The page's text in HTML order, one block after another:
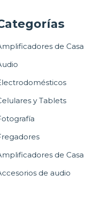
de Casa
y Tablets
de Casa
de audio